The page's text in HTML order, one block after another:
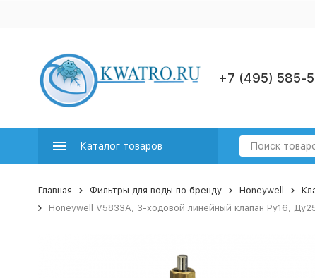
+7 (495) 585-
Каталог товаров
Главная Фильтры для воды по бренду Honeywell
Honeywell V5833A, 3-ходовой линейный клапан Ру16,